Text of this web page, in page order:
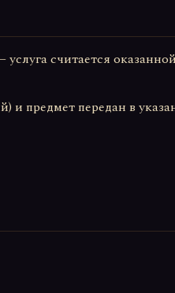
считается
и предмет передан в